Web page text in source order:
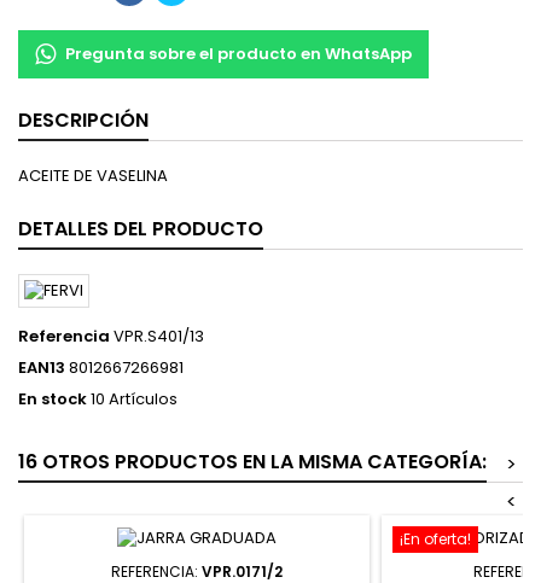
Pregunta sobre el producto en WhatsApp
DESCRIPCIÓN
ACEITE DE VASELINA
DETALLES DEL PRODUCTO
Referencia VPR.S401/13
EAN13 8012667266981
En stock10 Artículos
16 OTROS PRODUCTOS EN LA MISMA CATEGORÍA:
>
<
REFERENCIA: VPR.0171/2
¡En oferta!